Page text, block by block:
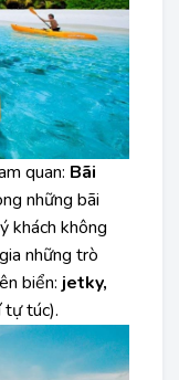
quan: Bãi
những bãi
khách không
những trò
biển: jetky,
tự túc).